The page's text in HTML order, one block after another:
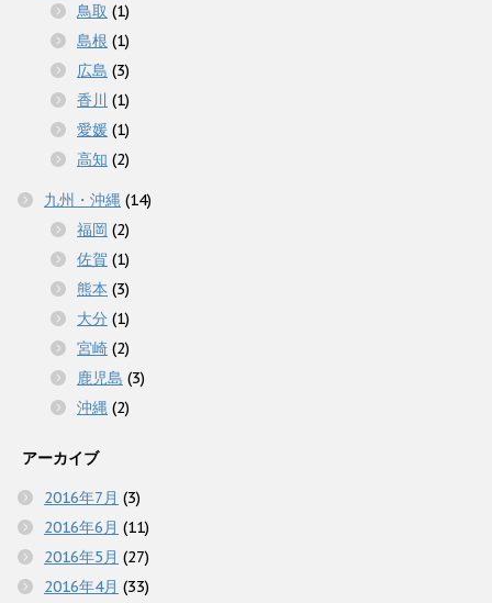
鳥取 (1)
島根 (1)
広島 (3)
香川 (1)
愛媛 (1)
高知 (2)
九州・沖縄 (14)
福岡 (2)
佐賀 (1)
熊本 (3)
大分 (1)
宮崎 (2)
鹿児島 (3)
沖縄 (2)
アーカイブ
2016年7月 (3)
2016年6月 (11)
2016年5月 (27)
2016年4月 (33)